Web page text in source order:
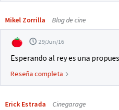
Mikel Zorrilla Blog de cine
29/Jun/16
Esperando al rey es una
Reseña completa
Erick Estrada Cinegarage